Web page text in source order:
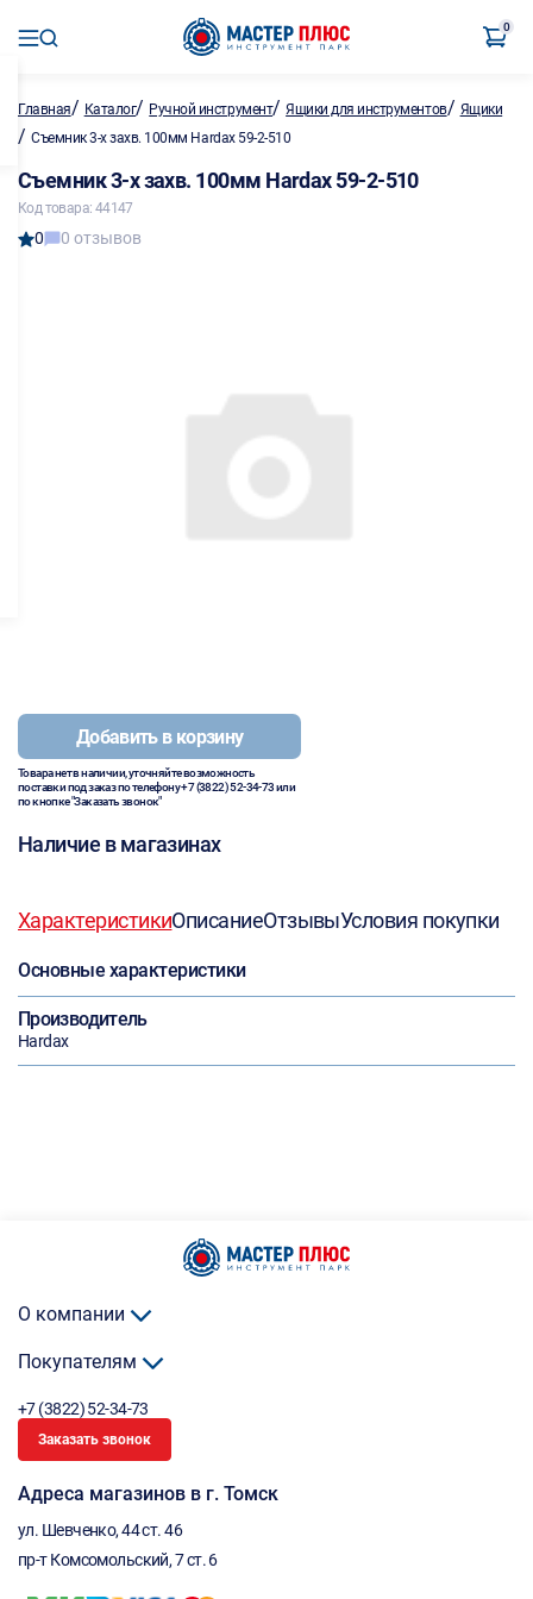
0
Главная/ Каталог/ Ручной инструмент/Ящики для инструментов/ Ящики
/ Съемник 3-х захв. 100мм Hardax 59-2-510
Съемник 3-х захв. 100мм Hardax 59-2-510
Код товара: 44147
0 0 отзывов
Добавить в корзину
Товара нет в наличии, уточняйте возможность
поставки под заказ по телефону+7 (3822) 52-34-73или
по кнопке "Заказать звонок"
Наличие в магазинах
ХарактеристикиОписаниеОтзывыУсловия покупки
Основные характеристики
Производитель
Hardax
О компании
Покупателям
+7 (3822) 52-34-73
Заказать звонок
Адреса магазинов в г. Томск
ул. Шевченко, 44 ст. 46
пр-т Комсомольский, 7 ст. 6